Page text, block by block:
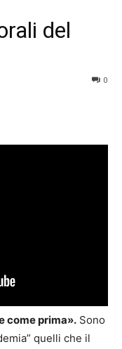
del
0
come prima». Sono
quelli che il